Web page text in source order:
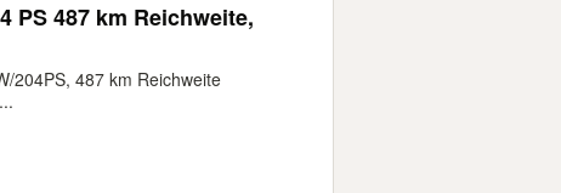
PS 487 km Reichweite,
204PS, 487 km Reichweite